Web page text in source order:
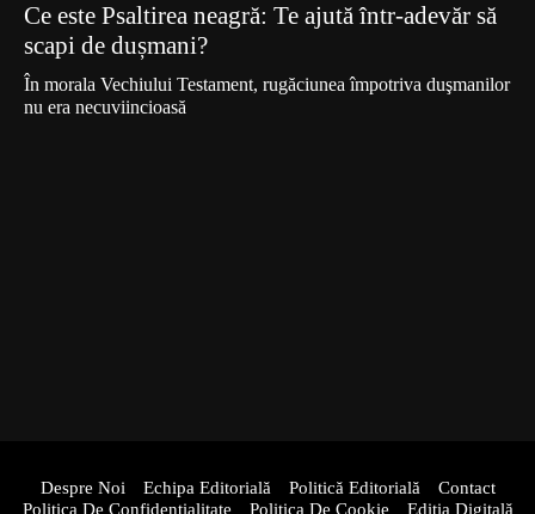
Ce este Psaltirea neagră: Te ajută într-adevăr să
scapi de dușmani?
În morala Vechiului Testament, rugăciunea împotriva duşmanilor
nu era necuviincioasă
Despre Noi Echipa Editorială Politică Editorială
Contact
Politica De Confidentialitate
Politica De Cookie Ediția Digitală